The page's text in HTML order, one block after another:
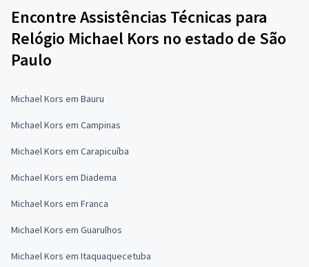
Encontre Assistências Técnicas para
Relógio Michael Kors no estado de São
Paulo
Michael Kors em Bauru
Michael Kors em Campinas
Michael Kors em Carapicuíba
Michael Kors em Diadema
Michael Kors em Franca
Michael Kors em Guarulhos
Michael Kors em Itaquaquecetuba